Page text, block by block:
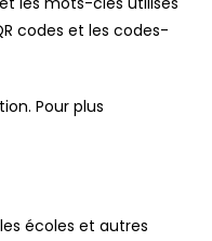
codes et les codes-
Pour plus
écoles et autres